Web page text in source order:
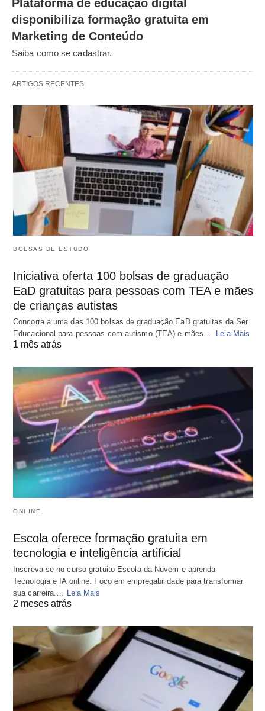
Plataforma de educação digital
disponibiliza formação gratuita em
Marketing de Conteúdo
Saiba como se cadastrar.
ARTIGOS RECENTES:
BOLSAS DE ESTUDO
Iniciativa oferta 100 bolsas de graduação
EaD gratuitas para pessoas com TEA e mães
de crianças autistas
Concorra a uma das 100 bolsas de graduação EaD gratuitas da Ser
Educacional para pessoas com autismo (TEA) e mães.… Leia Mais
1 mês atrás
ONLINE
Escola oferece formação gratuita em
tecnologia e inteligência artificial
Inscreva-se no curso gratuito Escola da Nuvem e aprenda
Tecnologia e IA online. Foco em empregabilidade para transformar
sua carreira.… Leia Mais
2 meses atrás